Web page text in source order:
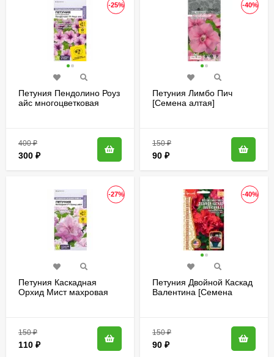
-25%
Петуния Пендолино Роуз
айс многоцветковая
400₽
300 ₽
-40%
Петуния Лимбо Пич
[Семена алтая]
150₽
90 ₽
-27%
Петуния Каскадная
Орхид Мист махровая
150₽
110 ₽
-40%
Петуния Двойной Каскад
Валентина [Семена
150₽
90 ₽